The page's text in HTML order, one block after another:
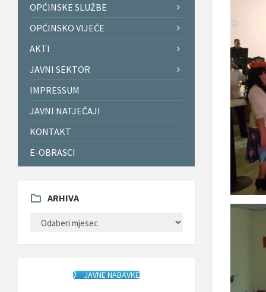
OPĆINSKE SLUŽBE
OPĆINSKO VIJEĆE
AKTI
JAVNI SEKTOR
IMPRESSUM
JAVNI NATJEČAJI
KONTAKT
E-OBRASCI
ARHIVA
JAVNE NABAVKE